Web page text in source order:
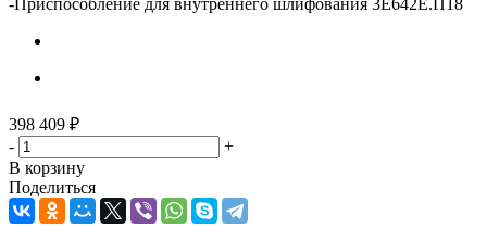
398 409 ₽
-
+
В корзину
Поделиться